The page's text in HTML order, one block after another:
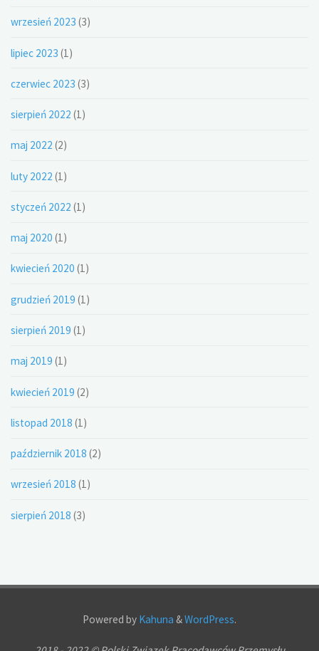
wrzesień 2023 (3)
lipiec 2023 (1)
czerwiec 2023 (3)
sierpień 2022 (1)
maj 2022 (2)
luty 2022 (1)
styczeń 2022 (1)
maj 2020 (1)
kwiecień 2020 (1)
grudzień 2019 (1)
sierpień 2019 (1)
maj 2019 (1)
kwiecień 2019 (2)
listopad 2018 (1)
październik 2018 (2)
wrzesień 2018 (1)
sierpień 2018 (3)
Powered by Kahuna &WordPress.